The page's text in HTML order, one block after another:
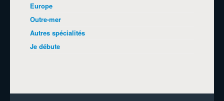
Europe
Outre-mer
Autres spécialités
Je débute